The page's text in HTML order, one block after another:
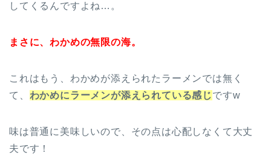
してくるんですよね…。
まさに、わかめの無限の海。
これはもう、わかめが添えられたラーメンでは無く
て、 わかめにラーメンが添えられている感じですw
味は普通に美味しいので、その点は心配しなくて大丈
夫です！